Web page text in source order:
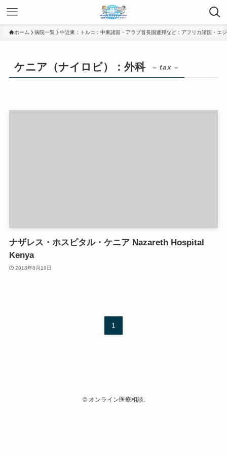
ホーム 病院一覧 中近東：トルコ：中東諸国・アラブ首長国連邦など：アフリカ諸国・エ
ケニア（ナイロビ）：外科 – tax –
ナザレス・ホスピタル・ケニア Nazareth Hospital
Kenya
2018年8月10日
1
©オンライン医療相談.